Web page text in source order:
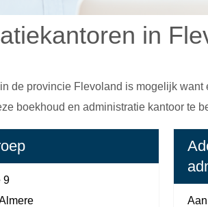
in
de provincie Flevoland is mogelijk
boekhoud en administratie kantoor te
9